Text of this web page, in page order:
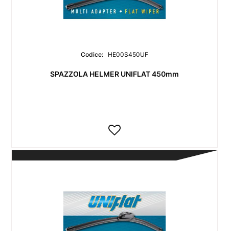
Codice: HE00S450UF
SPAZZOLA HELMER UNIFLAT 450mm